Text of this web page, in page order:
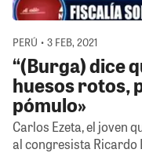
PERÚ • 3 FEB, 2021
“(Burga) dice
huesos rotos,
pómulo»
Carlos Ezeta, el joven
al congresista